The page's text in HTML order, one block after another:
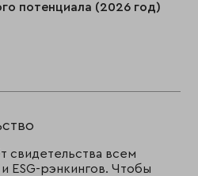
потенциала (2026 год)
свидетельства всем
ESG-рэнкингов. Чтобы